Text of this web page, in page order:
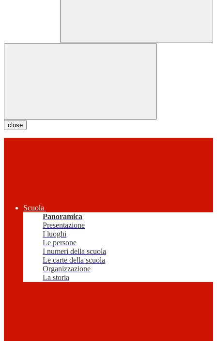
close
Scuola
Panoramica
Presentazione
I luoghi
Le persone
I numeri della scuola
Le carte della scuola
Organizzazione
La storia